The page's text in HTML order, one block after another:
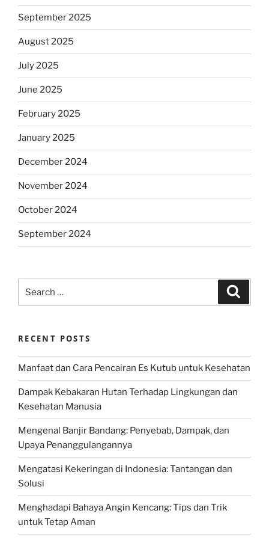
September 2025
August 2025
July 2025
June 2025
February 2025
January 2025
December 2024
November 2024
October 2024
September 2024
for:
RECENT POSTS
Manfaat dan Cara Pencairan Es Kutub untuk Kesehatan
Dampak Kebakaran Hutan Terhadap Lingkungan dan
Kesehatan Manusia
Mengenal Banjir Bandang: Penyebab, Dampak, dan
Upaya Penanggulangannya
Mengatasi Kekeringan di Indonesia: Tantangan dan
Solusi
Menghadapi Bahaya Angin Kencang: Tips dan Trik
untuk Tetap Aman